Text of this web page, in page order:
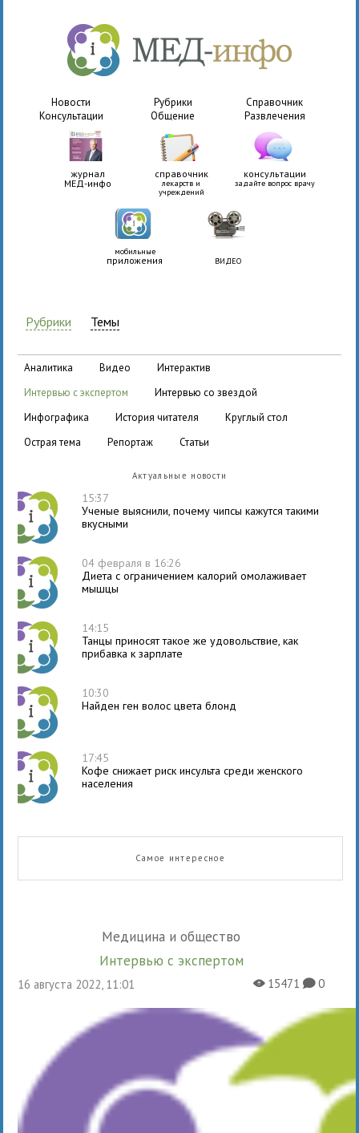
Новости Рубрики
Справочник
Консультации
Общение Развлечения
журнал
МЕД-инфо
справочник
лекарств и
учреждений
консультации
задайте вопрос врачу
мобильные
приложения ВИДЕО
Рубрики Темы
аналитика видео
интерактив
интервью с экспертом
интервью со звездой
инфографика
история читателя
круглый стол
острая тема
репортаж статьи
Актуальные новости
15:37
Ученые выяснили, почему чипсы кажутся такими
вкусными
04 февраля в 16:26
Диета с ограничением калорий омолаживает
мышцы
14:15
Танцы приносят такое же удовольствие, как
прибавка к зарплате
10:30
Найден ген волос цвета блонд
17:45
Кофе снижает риск инсульта среди женского
населения
Самое интересное
Медицина и общество
Интервью с экспертом
16 августа 2022, 11:01 X15471K0